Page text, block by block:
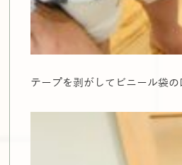
テープを剥がしてビニール袋の